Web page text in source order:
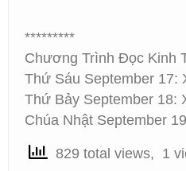
*********
Chương Trình Đọc Kinh
Thứ Sáu September 17:
Thứ Bảy September 18:
Chúa Nhật September
829 total views, 1